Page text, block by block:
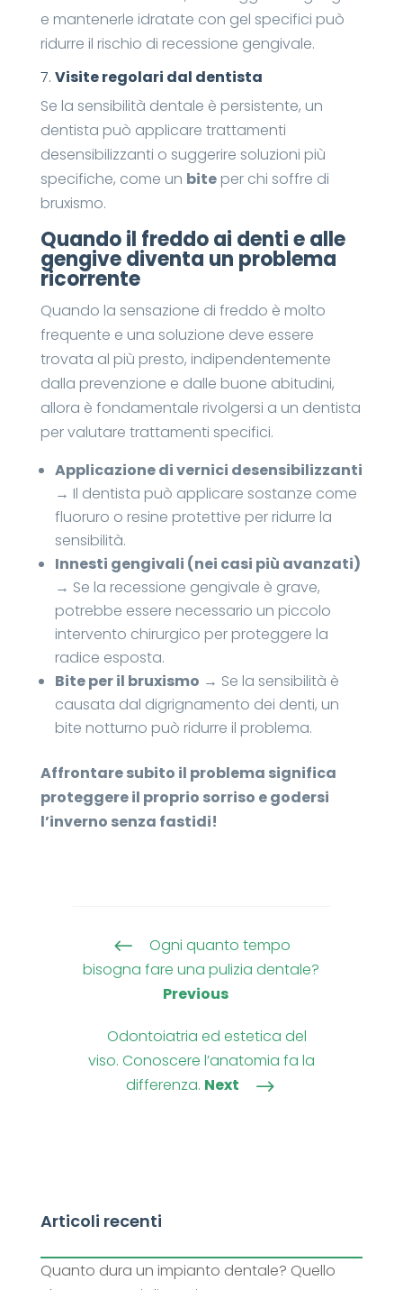
e mantenerle idratate con gel specifici può
ridurre il rischio di recessione gengivale.
7. Visite regolari dal dentista
Se la sensibilità dentale è persistente, un
dentista può applicare trattamenti
desensibilizzanti o suggerire soluzioni più
specifiche, come un biteper chi soffre di
bruxismo.
Quando il freddo ai denti e alle
gengive diventa un problema
ricorrente
Quando la sensazione di freddo è molto
frequente e una soluzione deve essere
trovata al più presto, indipendentemente
dalla prevenzione e dalle buone abitudini,
allora è fondamentale rivolgersi a un dentista
per valutare trattamenti specifici.
Applicazione di vernici desensibilizzanti
→ Il dentista può applicare sostanze come
fluoruro o resine protettive per ridurre la
sensibilità.
Innesti gengivali (nei casi più avanzati)
→ Se la recessione gengivale è grave,
potrebbe essere necessario un piccolo
intervento chirurgico per proteggere la
radice esposta.
Bite per il bruxismo → Se la sensibilità è
causata dal digrignamento dei denti, un
bite notturno può ridurre il problema.
Affrontare subito il problema significa
proteggere il proprio sorriso e godersi
l’inverno senza fastidi!
#
Ogni quanto tempo
bisogna fare una pulizia dentale?
Previous
Odontoiatria ed estetica del
viso. Conoscere l’anatomia fa la
differenza. Next $
Articoli recenti
Quanto dura un impianto dentale? Quello